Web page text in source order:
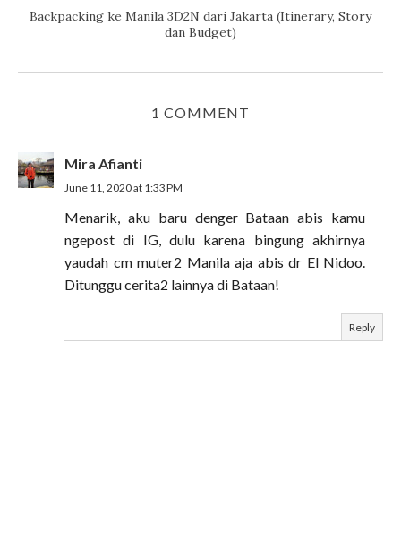
Backpacking ke Manila 3D2N dari Jakarta (Itinerary, Story
dan Budget)
1 COMMENT
Mira Afianti
June 11, 2020 at 1:33 PM
Menarik, aku baru denger Bataan abis kamu
ngepost di IG, dulu karena bingung akhirnya
yaudah cm muter2 Manila aja abis dr El Nidoo.
Ditunggu cerita2 lainnya di Bataan!
Reply